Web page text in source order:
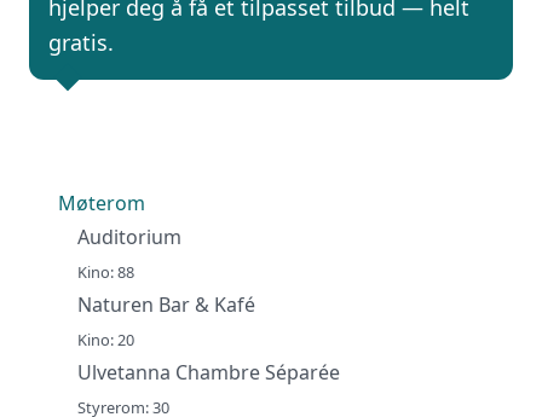
hjelper deg å få et tilpasset tilbud — helt
gratis.
Møterom
Auditorium
Kino: 88
Naturen Bar & Kafé
Kino: 20
Ulvetanna Chambre Séparée
Styrerom: 30